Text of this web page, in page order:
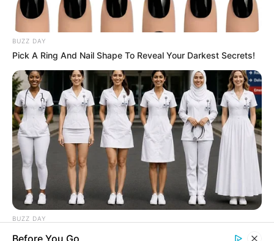
BUZZ DAY
Pick A Ring And Nail Shape To Reveal Your Darkest Secrets!
BUZZ DAY
Everyone Picked #3... Until Nurses Explained Why
Before You Go